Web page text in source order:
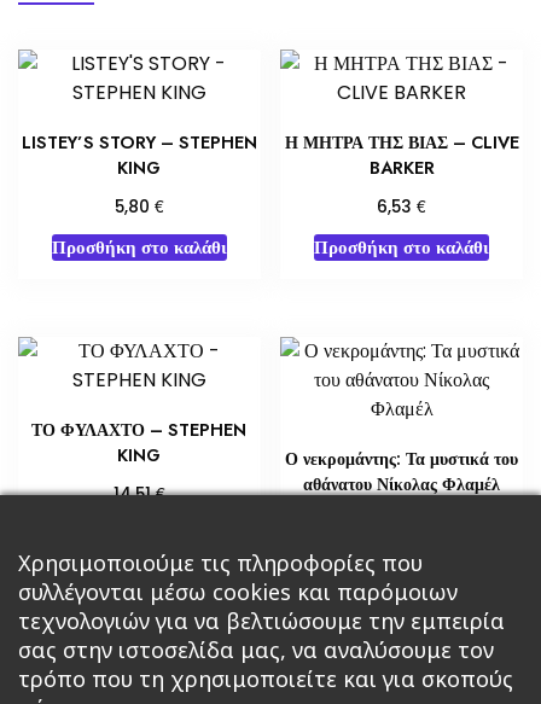
LISTEY’S STORY – STEPHEN
KING
5,80 €
Προσθήκη στο καλάθι
Η ΜΗΤΡΑ ΤΗΣ ΒΙΑΣ – CLIVE
BARKER
6,53€
Προσθήκη στο καλάθι
ΤΟ ΦΥΛΑΧΤΟ – STEPHEN
KING
14,51€
Ο νεκρομάντης: Τα μυστικά του
αθάνατου Νίκολας Φλαμέλ
Διαβάστε περισσότερα
Χρησιμοποιούμε τις πληροφορίες που
συλλέγονται μέσω cookies και παρόμοιων
τεχνολογιών για να βελτιώσουμε την εμπειρία
σας στην ιστοσελίδα μας, να αναλύσουμε τον
τρόπο που τη χρησιμοποιείτε και για σκοπούς